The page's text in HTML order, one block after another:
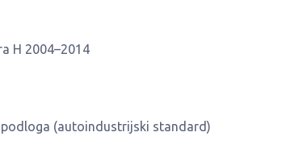
H 2004–2014
(autoindustrijski standard)